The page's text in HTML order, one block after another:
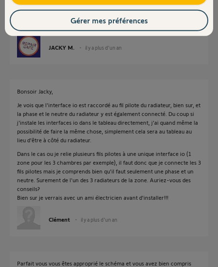
Bonsoir
Ci joint le document de branchement de Somfy
https://service.somfy.com/downloads/fr_v5/interfacefil_pi...
JACKY M. il y a plus d'un an
Bonsoir Jacky,
Je vois que l'interface io est raccordé au fil pilote du radiateur, bien sur, et
la phase et le neutre du radiateur y est également connecté. Du coup si
j'instale les interfaces io dans le tableau directement, j'ai quand même la
possibilité de faire la même chose, simplement cela sera au tableau au
lieu d'être à côté du radiateur.
Dans le cas ou je relie plusieurs fils pilotes à une unique interface io (1
zone pour les 3 chambres par exemple), il faut donc que je connecte les 3
fils pilotes mais je comprends bien qu'il faut seulement une phase et un
neutre. Surement de l'un des 3 radiateurs de la zone. Auriez-vous des
conseils?
Bien sur je verrais avec un ami électricien avant d'installer!!!
Clément il y a plus d'un an
Parfait vous vous êtes approprié le schéma et vous avez bien compris
Gérer mes préférences